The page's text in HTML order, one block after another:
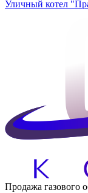
Уличный котел
Продажа газового